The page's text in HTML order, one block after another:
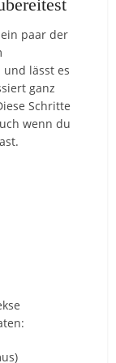
paar der
und lässt es
ganz
Schritte
wenn du